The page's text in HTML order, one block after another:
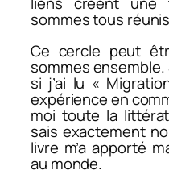
sommes tous
Ce cercle peut
sommes ensemble.
si j’ai lu «
expérience en
moi toute la
sais exactement
livre m’a apporté
au monde.